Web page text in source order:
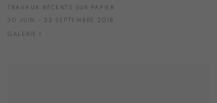
TRAVAUX RÉCENTS SUR PAPIER
30 JUIN - 22 SEPTEMBRE 2018
GALERIE 1